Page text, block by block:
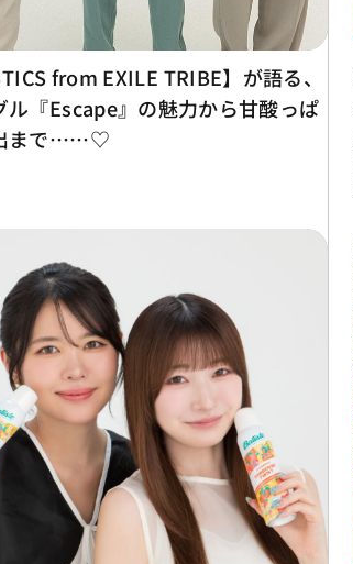
from EXILE TRIBE】が語る、
ル『Escape』の魅力から甘酸っぱ
まで……♡